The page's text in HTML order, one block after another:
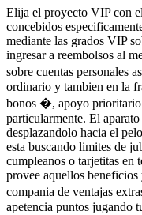
Elija el proyecto VIP con
concebidos
mediante las grados VIP
ingresar a reembolsos al
sobre cuentas personales
ordinario y tambien en la
bonos �, apoyo prioritario
particularmente. El
desplazandolo hacia el
esta buscando limites de
cumpleanos o tarjetitas en
provee aquellos
compania de ventajas
apetencia puntos jugando